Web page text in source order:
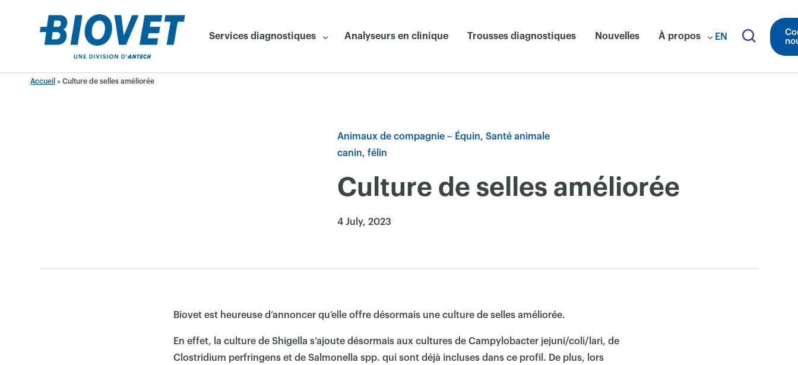
EN
Services diagnostiques Analyseurs en clinique Trousses diagnostiques Nouvelles À propos
Accueil » Culture de selles améliorée
Culture de selles améliorée
4 July, 2023
Animaux de compagnie – Équin
Santé animale
canin
félin
Biovet est heureuse d’annoncer qu’elle offre désormais une culture de selles améliorée.
En effet, la culture de Shigella s’ajoute désormais aux cultures de Campylobacter jejuni/coli/lari, de
Clostridium perfringens et de Salmonella spp. qui sont déjà incluses dans ce profil. De plus, lors